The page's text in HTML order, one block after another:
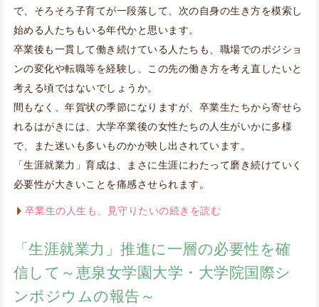
で、そろそろ子育てが一段落して、次の自身の生き方を模索し
始める人たちもいる年代かと思います。
卒業後も一貫して働き続けている人たちも、職場でのポジショ
ンの変化や転職等を経験し、この先の働き方を考え直したいと
考える頃ではないでしょうか。
間もなく、年賀状の季節になりますが、卒業生たちから寄せら
れるはがきには、大学卒業後の女性たちの人生がいかに多様
で、また迷いも多いものかが映し出されています。
「生涯就業力」育成は、まさに生涯にわたって磨き続けていく
必要性が大きいことを痛感させられます。
卒業生の人生も、見守りたいの続きを読む
「生涯就業力」推進に一層の必要性を確
信して～恵泉女学園大学・大学院国際シ
ンポジウムの報告～